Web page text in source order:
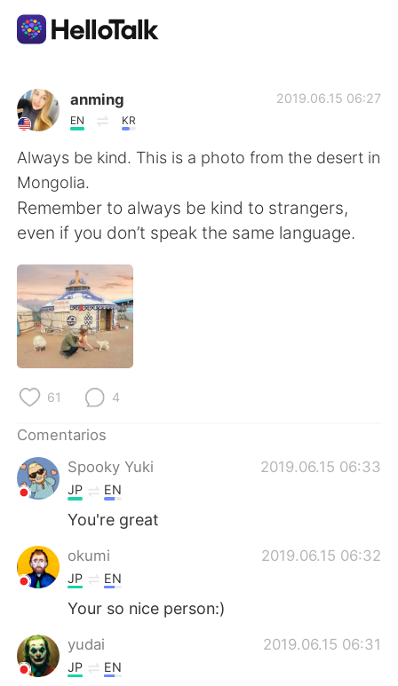
Aplicación de intercambio de idiomas
AI Grammar Checker
Español
English
繁體中文
Français
日本語
Indonesia
Português
anming
EN KR
2019.06.15 06:27
Always be kind. This is a photo from the desert in
Mongolia.
Remember to always be kind to strangers,
even if you don’t speak the same language.
61 4
Comentarios
Spooky Yuki
2019.06.15 06:33
JP EN
You're great
okumi 2019.06.15 06:32
JP EN
Your so nice person:)
yudai 2019.06.15 06:31
JP EN